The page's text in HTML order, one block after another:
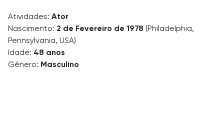
Atividades: Ator
Nascimento: 2 de Fevereiro de 1978 (Philadelphia,
Pennsylvania, USA)
Idade: 48 anos
Gênero: Masculino